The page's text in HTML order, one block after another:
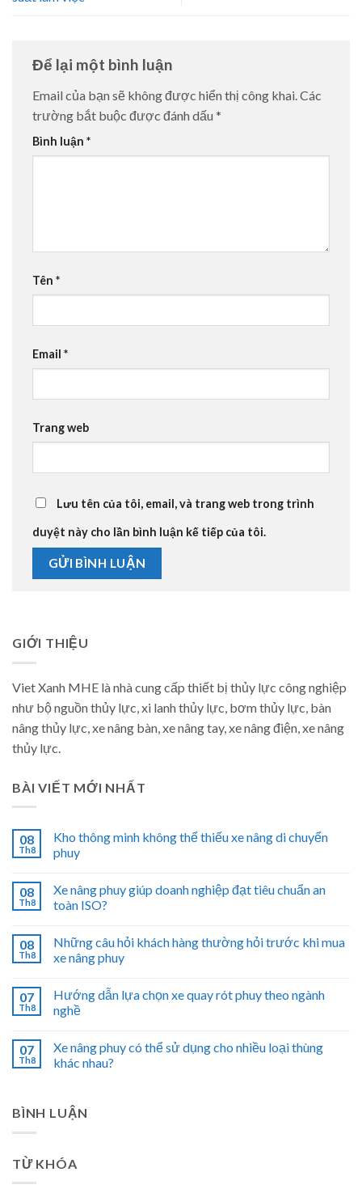
Để lại một bình luận
Email của bạn sẽ không được hiển thị công khai.Các
trường bắt buộc được đánh dấu *
Bình luận *
Tên *
Email *
Trang web
Lưu tên của tôi, email, và trang web trong trình
duyệt này cho lần bình luận kế tiếp của tôi.
GIỚI THIỆU
Viet Xanh MHE là nhà cung cấp thiết bị thủy lực công nghiệp
như bộ nguồn thủy lực, xi lanh thủy lực, bơm thủy lực, bàn
nâng thủy lực, xe nâng bàn, xe nâng tay, xe nâng điện, xe nâng
thủy lực.
BÀI VIẾT MỚI NHẤT
08
Th8
Kho thông minh không thể thiếu xe nâng di chuyển
phuy
08
Th8
Xe nâng phuy giúp doanh nghiệp đạt tiêu chuẩn an
toàn ISO?
08
Th8
Những câu hỏi khách hàng thường hỏi trước khi mua
xe nâng phuy
07
Th8
Hướng dẫn lựa chọn xe quay rót phuy theo ngành
nghề
07
Th8
Xe nâng phuy có thể sử dụng cho nhiều loại thùng
khác nhau?
BÌNH LUẬN
TỪ KHÓA